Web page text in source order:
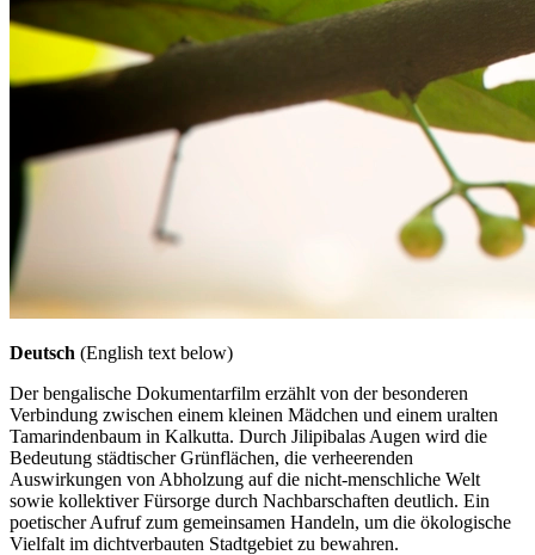
Deutsch (English text below)
Der bengalische Dokumentarfilm erzählt von der besonderen
Verbindung zwischen einem kleinen Mädchen und einem uralten
Tamarindenbaum in Kalkutta. Durch Jilipibalas Augen wird die
Bedeutung städtischer Grünflächen, die verheerenden
Auswirkungen von Abholzung auf die nicht-menschliche Welt
sowie kollektiver Fürsorge durch Nachbarschaften deutlich. Ein
poetischer Aufruf zum gemeinsamen Handeln, um die ökologische
Vielfalt im dichtverbauten Stadtgebiet zu bewahren.